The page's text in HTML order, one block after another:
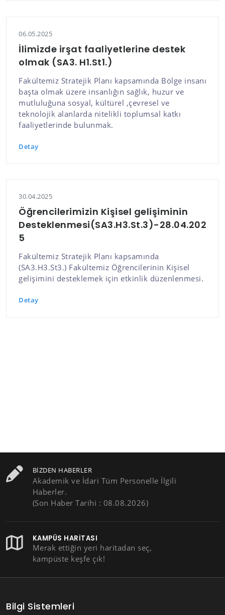
06.05.2025
İlimizde irşat faaliyetlerine destek
olmak (SA3. H1.St1.)
Fakültemiz Stratejik Planı kapsamında Bölge insanı
başta olmak üzere insanlığın sağlık, huzur ve
mutluluğuna sosyal, kültürel ,çevresel ve
teknolojik alanlarda nitelikli toplumsal katkı
faaliyetlerinde bulunmak.
Detay
30.04.2025
Öğrencilerimizin Kişisel gelişiminin
Desteklenmesi(SA3.H3.St.3)-28.04.202
5
Fakültemiz Stratejik Planı kapsamında
(SA3.H3.St3.) Fakültemiz Öğrencilerinin Kişisel
gelişimini desteklemek için etkinlik düzenlenmesi.
Detay
BIZDEN HABERLER
Akademik ve İdari Tüm Personelle İlgili
Haberler.
(Son Haber Tarihi : 08.08.2026)
KAMPÜS HARITASI
Merak ettiğin yeri haritadan seç,
kampüste keşfe çık!
Bilgi Sistemleri